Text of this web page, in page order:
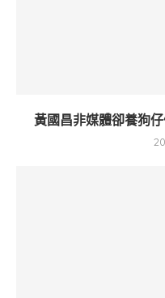
黃國昌非媒體卻養狗